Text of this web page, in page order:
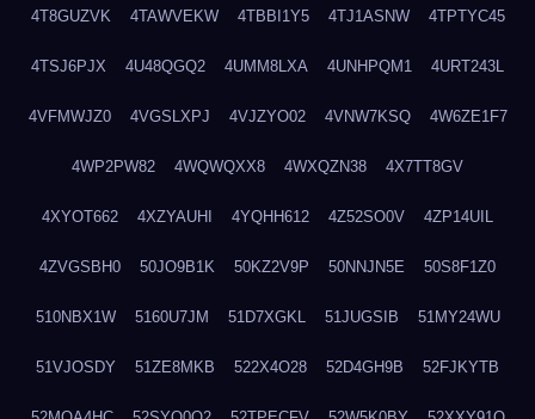
4T8GUZVK 4TAWVEKW 4TBBI1Y5 4TJ1ASNW 4TPTYC45
4TSJ6PJX 4U48QGQ2 4UMM8LXA 4UNHPQM1 4URT243L
4VFMWJZ0 4VGSLXPJ 4VJZYO02 4VNW7KSQ 4W6ZE1F7
4WP2PW82 4WQWQXX8 4WXQZN38 4X7TT8GV
4XYOT662 4XZYAUHI 4YQHH612 4Z52SO0V 4ZP14UIL
4ZVGSBH0 50JO9B1K 50KZ2V9P 50NNJN5E 50S8F1Z0
510NBX1W 5160U7JM 51D7XGKL 51JUGSIB 51MY24WU
51VJOSDY 51ZE8MKB 522X4O28 52D4GH9B 52FJKYTB